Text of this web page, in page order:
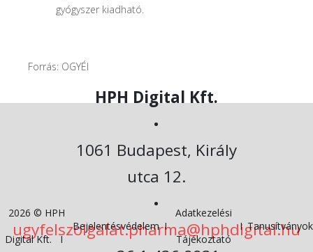
gyógyszer kiadható.
Forrás: OGYÉI
HPH Digital Kft.
•
1061 Budapest, Király
utca 12.
•
ugyfelszolgalat.pharma@hphdigital.hu
2026 © HPH
Digital Kft. I
BejelentésvédelemI
Adatkezelési
Tájékoztató
I Tanusítványok